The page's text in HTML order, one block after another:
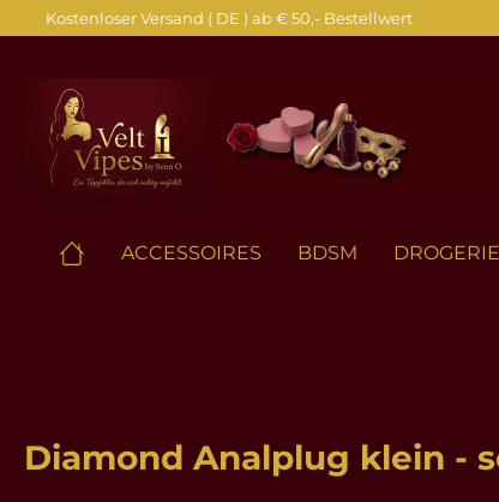
Zur Hauptnavigation springen
Kostenloser Versand ( DE ) ab € 50,- Bestellwert
ACCESSOIRES BDSM DROGERIE
Diamond Analplug klein -